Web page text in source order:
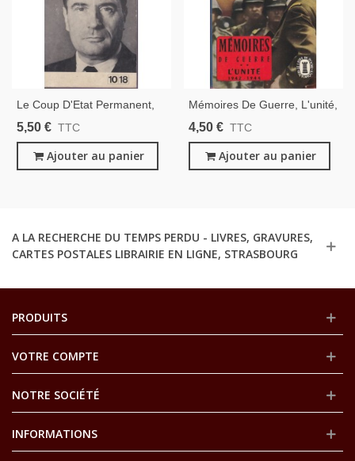
Le Coup D'Etat Permanent,
François Mitterrand, 1965 -
République
5,50 € TTC
Ajouter au panier
Mémoires De Guerre, L'unité,
1942-1944, Général De
2e Guerre Mondiale
4,50 € TTC
Ajouter au panier
A LA RECHERCHE DU TEMPS PERDU - LIVRES, GRAVURES,
CARTES POSTALES LIBRAIRIE EN LIGNE, STRASBOURG
PRODUITS
VOTRE COMPTE
NOTRE SOCIÉTÉ
INFORMATIONS